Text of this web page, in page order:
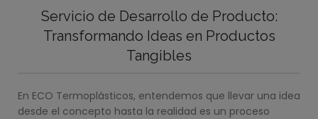
Servicio de Desarrollo de Producto:
Transformando Ideas en Productos
Tangibles
En ECO Termoplásticos, entendemos que llevar una idea
desde el concepto hasta la realidad es un proceso